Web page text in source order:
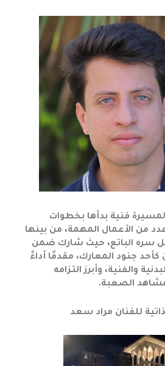
لمسيرة فنية بدأها بخطوات
من الأعمال المهمة، من بينها
سره الباتع، حيث شارك ضمن
جنود المعارك، مقدمًا أداءً
والفنية، وأبرز التزامه
الصعبة.
للفنان مراد سعد